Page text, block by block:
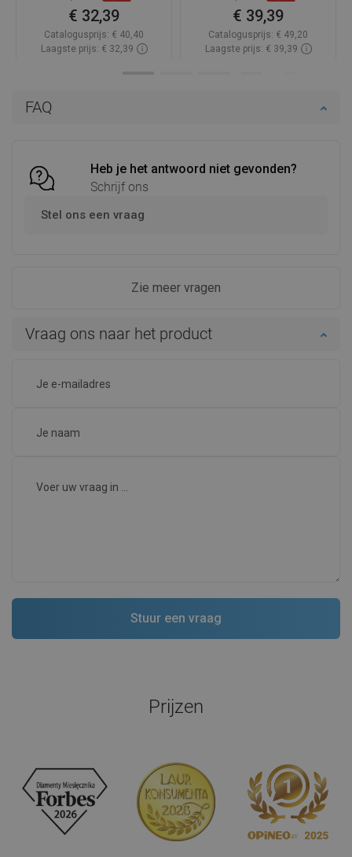
FAQ
Heb je het antwoord niet gevonden?
Schrijf ons
Stel ons een vraag
Zie meer vragen
Vraag ons naar het product
€ 32,39
Catalogusprijs: € 40,40
Laagste prijs: € 32,39
€ 39,39
Catalogusprijs: € 49,20
Laagste prijs: € 39,39
Prijzen